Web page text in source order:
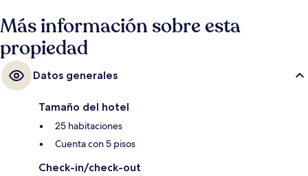
Más información sobre esta
propiedad
Datos generales
Tamaño del hotel
25 habitaciones
Cuenta con 5 pisos
Check-in/check-out